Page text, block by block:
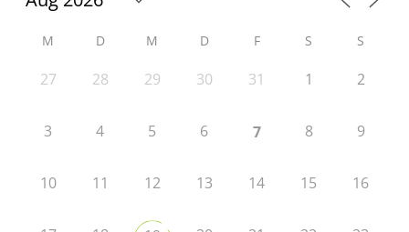
M D M D F S S
27 28 29 30 31 1 2
3 4 5 6 7 8 9
10 11 12 13 14 15 16